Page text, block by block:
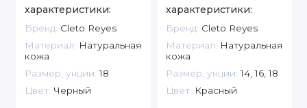
характеристики:
Бренд: Cleto Reyes
Материал: Натуральная
кожа
Размер, унции: 18
Цвет: Черный
характеристики:
Бренд: Cleto Reyes
Материал: Натуральная
кожа
Размер, унции: 14, 16, 18
Цвет: Красный